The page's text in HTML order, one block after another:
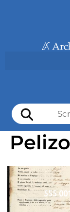
555 001